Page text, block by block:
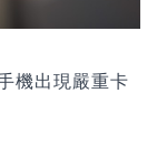
機出現嚴重卡